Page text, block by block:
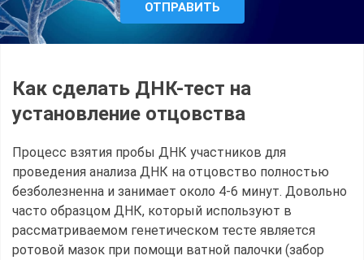
Как сделать ДНК-тест на
установление отцовства
Процесс взятия пробы ДНК участников для
проведения анализа ДНК на отцовство полностью
безболезненна и занимает около 4-6 минут. Довольно
часто образцом ДНК, который используют в
рассматриваемом генетическом тесте является
ротовой мазок при помощи ватной палочки (забор